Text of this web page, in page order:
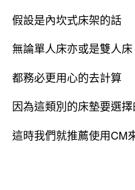
假設是內坎式床架的話
無論單人床亦或是雙人床
都務必更用心的去計算
因為這類別的床墊要選
這時我們就推薦使用CM